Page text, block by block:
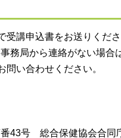
受講申込書をお送りくだ
務局から連絡がない場合
い合わせください。
43号 総合保健協会合同